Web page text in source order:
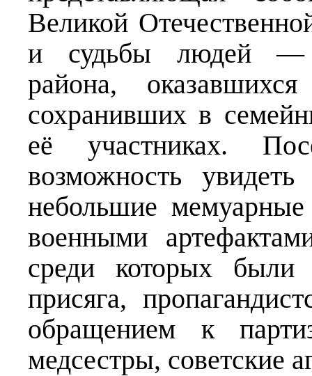
Великой
и судьбы людей —
района,
сохранивших в
её участниках.
возможность
небольшие
военными
среди которых были
присяга,
обращением к
медсестры, советские